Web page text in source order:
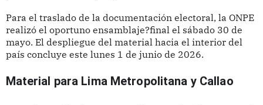
Para el traslado de la documentación electoral, la ONPE
realizó el oportuno ensamblaje?final el sábado 30 de
mayo. El despliegue del material hacia el interior del
país concluye este lunes 1 de junio de 2026.
Material para Lima Metropolitana y Callao